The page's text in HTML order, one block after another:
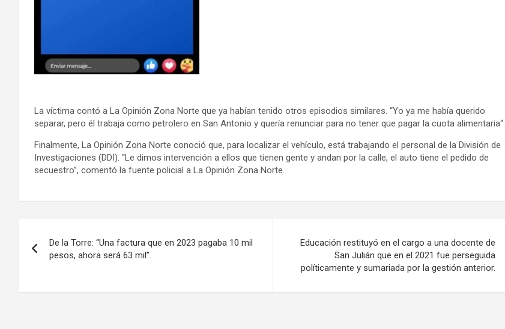
La víctima contó a La Opinión Zona Norte que ya habían tenido otros episodios similares. “Yo ya me había querido
separar, pero él trabaja como petrolero en San Antonio y quería renunciar para no tener que pagar la cuota alimentaria“.
Finalmente, La Opinión Zona Norte conoció que, para localizar el vehículo, está trabajando el personal de la División de
Investigaciones (DDI). “Le dimos intervención a ellos que tienen gente y andan por la calle, el auto tiene el pedido de
secuestro”, comentó la fuente policial a La Opinión Zona Norte.
de
De la Torre: “Una factura que en 2023 pagaba 10 mil
pesos, ahora será 63 mil”.
Educación restituyó en el cargo a una docente de
San Julián que en el 2021 fue perseguida
políticamente y sumariada por la gestión anterior.